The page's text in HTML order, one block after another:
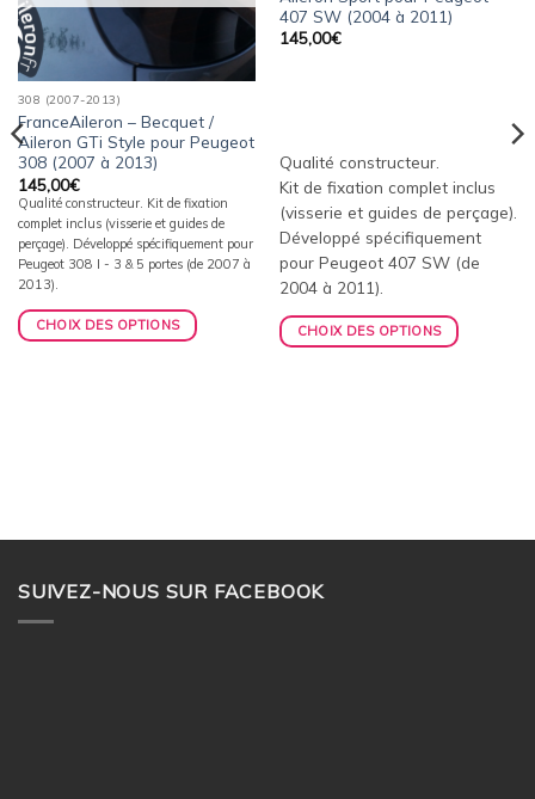
308 (2007-2013)
FranceAileron – Becquet /
Aileron GTi Style pour Peugeot
308 (2007 à 2013)
145,00€
Qualité constructeur. Kit de fixation
complet inclus (visserie et guides de
perçage). Développé spécifiquement pour
Peugeot 308 I - 3 & 5 portes (de 2007 à
2013).
CHOIX DES OPTIONS
407 SW (2004 à 2011)
145,00€
Qualité constructeur.
Kit de fixation complet inclus
(visserie et guides de perçage).
Développé spécifiquement
pour Peugeot 407 SW (de
2004 à 2011).
CHOIX DES OPTIONS
SUIVEZ-NOUS SUR FACEBOOK